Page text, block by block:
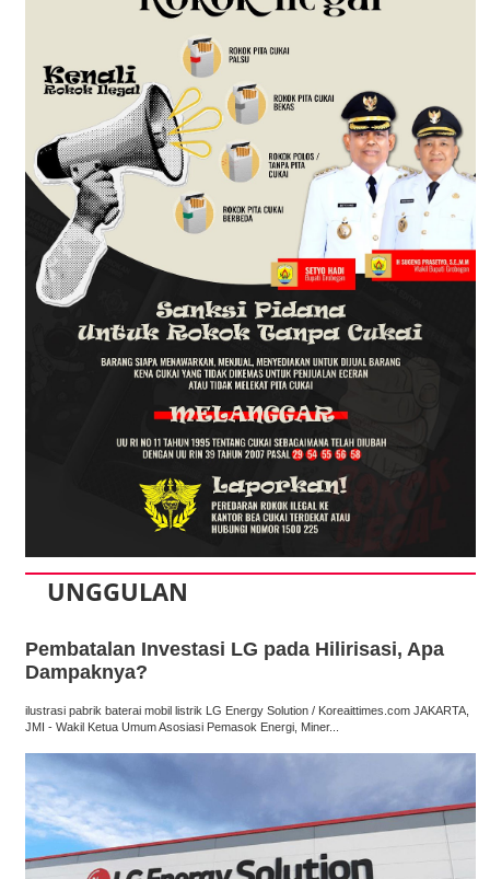
UNGGULAN
Pembatalan Investasi LG pada Hilirisasi, Apa
Dampaknya?
ilustrasi pabrik baterai mobil listrik LG Energy Solution / Koreaittimes.com JAKARTA,
JMI - Wakil Ketua Umum Asosiasi Pemasok Energi, Miner...